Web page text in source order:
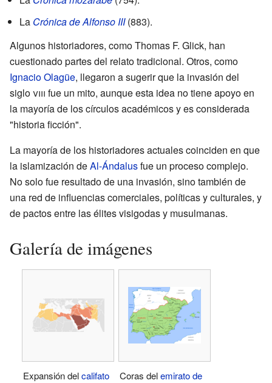
La Crónica de Alfonso III(883).
Algunos historiadores, como Thomas F. Glick, han
cuestionado partes del relato tradicional. Otros, como
Ignacio Olagüe, llegaron a sugerir que la invasión del
sigloviii fue un mito, aunque esta idea no tiene apoyo en
la mayoría de los círculos académicos y es considerada
"historia ficción".
La mayoría de los historiadores actuales coinciden en que
la islamización deAl-Ándalusfue un proceso complejo.
No solo fue resultado de una invasión, sino también de
una red de influencias comerciales, políticas y culturales, y
de pactos entre las élites visigodas y musulmanas.
Galería de imágenes
Expansión delcalifato Coras delemirato de